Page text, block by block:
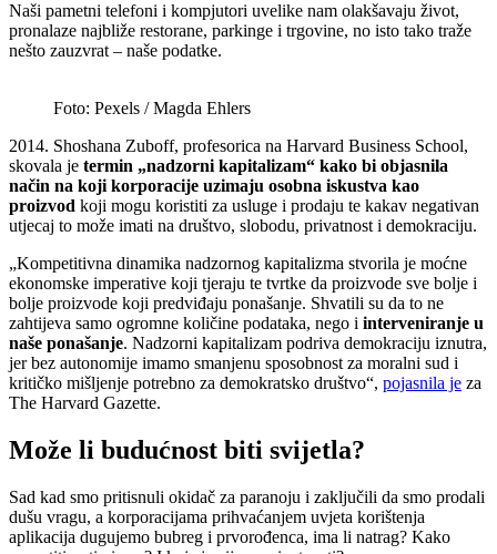
Naši pametni telefoni i kompjutori uvelike nam olakšavaju život,
pronalaze najbliže restorane, parkinge i trgovine, no isto tako traže
nešto zauzvrat – naše podatke.
Foto: Pexels / Magda Ehlers
2014. Shoshana Zuboff, profesorica na Harvard Business School,
skovala je termin „nadzorni kapitalizam“ kako bi objasnila
način na koji korporacije uzimaju osobna iskustva kao
proizvod koji mogu koristiti za usluge i prodaju te kakav negativan
utjecaj to može imati na društvo, slobodu, privatnost i demokraciju.
„Kompetitivna dinamika nadzornog kapitalizma stvorila je moćne
ekonomske imperative koji tjeraju te tvrtke da proizvode sve bolje i
bolje proizvode koji predviđaju ponašanje. Shvatili su da to ne
zahtijeva samo ogromne količine podataka, nego i interveniranje u
naše ponašanje. Nadzorni kapitalizam podriva demokraciju iznutra,
jer bez autonomije imamo smanjenu sposobnost za moralni sud i
kritičko mišljenje potrebno za demokratsko društvo“, pojasnila je za
The Harvard Gazette.
Može li budućnost biti svijetla?
Sad kad smo pritisnuli okidač za paranoju i zaključili da smo prodali
dušu vragu, a korporacijama prihvaćanjem uvjeta korištenja
aplikacija dugujemo bubreg i prvorođenca, ima li natrag? Kako